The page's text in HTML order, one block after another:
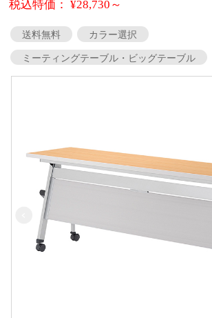
税込特価： ¥28,730～
送料無料
カラー選択
ミーティングテーブル・ビッグテーブル